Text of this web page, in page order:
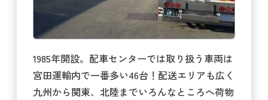
1985年開設。配車センターでは取り扱う車両は
宮田運輸内で一番多い46台！配送エリアも広く
九州から関東、北陸までいろんなところへ荷物